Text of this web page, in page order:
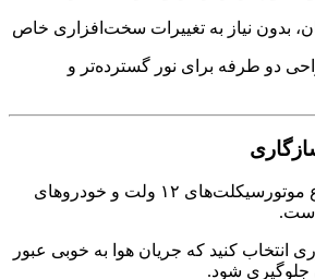
بدون نیاز به تغییرات سخت‌افزاری خاص
دو طرفه برای نور گسترده‌تر و
این هدلایت با انواع موتورسیکلت‌های ۱۲ ولت و خودروهای
کنید که جریان هوا به خوبی عبور
جلوگیری شود.